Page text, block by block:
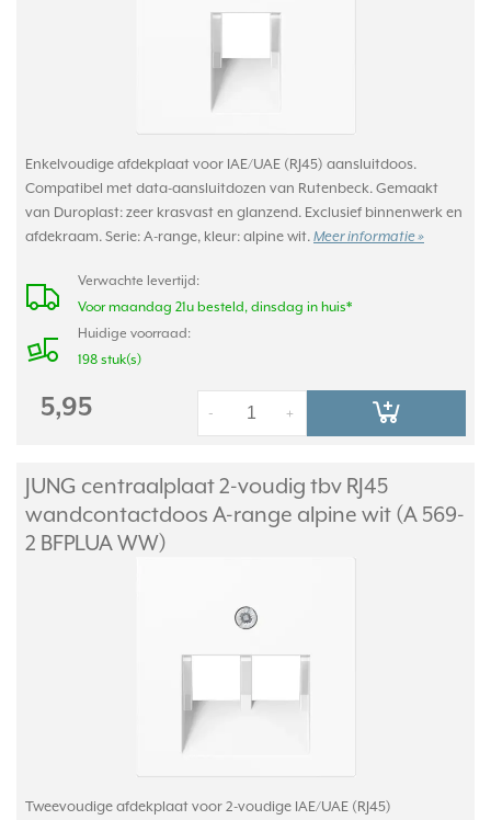
Enkelvoudige afdekplaat voor IAE/UAE (RJ45) aansluitdoos.
Compatibel met data-aansluitdozen van Rutenbeck. Gemaakt
van Duroplast: zeer krasvast en glanzend. Exclusief binnenwerk en
afdekraam. Serie: A-range, kleur: alpine wit. Meer informatie »
Verwachte levertijd:
Voor maandag 21u besteld, dinsdag in huis*
Huidige voorraad:
198 stuk(s)
5,95 +
-
JUNG centraalplaat 2-voudig tbv RJ45
wandcontactdoos A-range alpine wit (A 569-
2 BFPLUA WW)
Tweevoudige afdekplaat voor 2-voudige IAE/UAE (RJ45)